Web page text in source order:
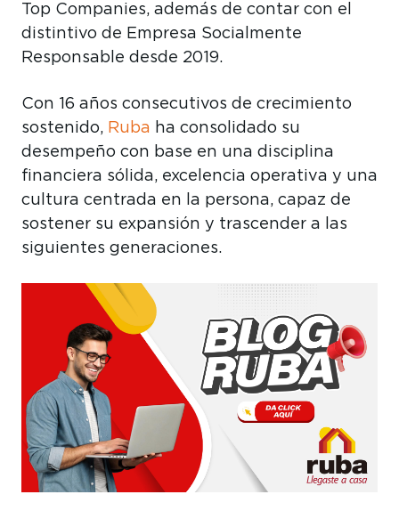
Top Companies, además de contar con el
distintivo de Empresa Socialmente
Responsable desde 2019.
Con 16 años consecutivos de crecimiento
sostenido, Ruba ha consolidado su
desempeño con base en una disciplina
financiera sólida, excelencia operativa y una
cultura centrada en la persona, capaz de
sostener su expansión y trascender a las
siguientes generaciones.